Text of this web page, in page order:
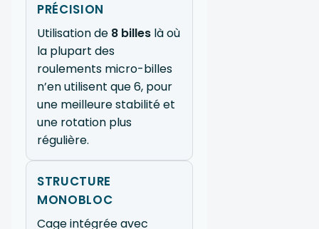
PRÉCISION
Utilisation de 8 billes là où
la plupart des
roulements micro-billes
n’en utilisent que 6, pour
une meilleure stabilité et
une rotation plus
régulière.
STRUCTURE
MONOBLOC
Cage intégrée avec